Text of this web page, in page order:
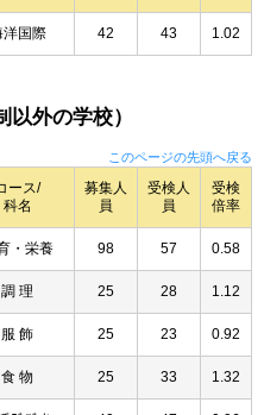
洋国際 42 43 1.02
以外の学校）
このページの先頭へ戻る
ース/
科名
募集人
員
受検人
員
受検
倍率
・栄養 98 57 0.58
調 理 25 28 1.12
服 飾 25 23 0.92
食 物 25 33 1.32